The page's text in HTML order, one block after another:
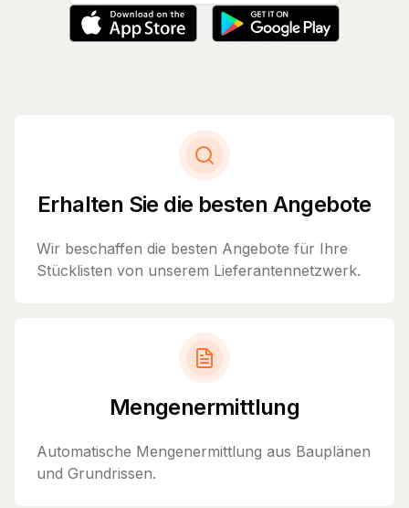
Erhalten Sie die besten Angebote
Wir beschaffen die besten Angebote für Ihre
Stücklisten von unserem Lieferantennetzwerk.
Mengenermittlung
Automatische Mengenermittlung aus Bauplänen
und Grundrissen.